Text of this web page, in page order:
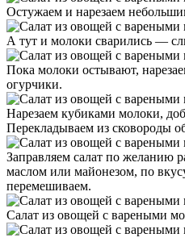
Остужаем и нарезаем
А тут и молоки сварились —
Пока молоки остывают,
огурчики.
Нарезаем кубиками молоки,
Перекладываем из сковороды
Заправляем салат по желанию
маслом или майонезом, по
перемешиваем.
Салат из овощей с вареными